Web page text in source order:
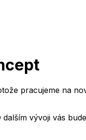
pracujeme na
vývoji vás